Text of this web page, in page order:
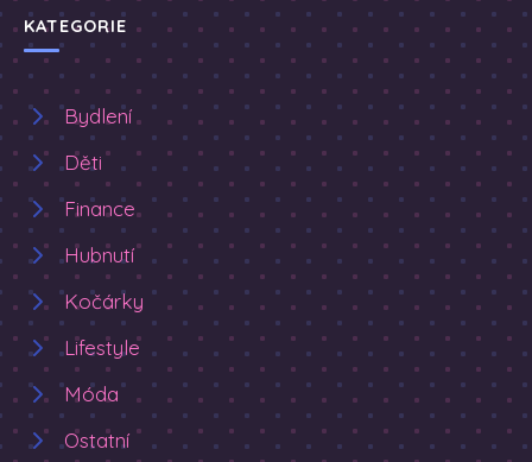
KATEGORIE
Bydlení
Děti
Finance
Hubnutí
Kočárky
Lifestyle
Móda
Ostatní